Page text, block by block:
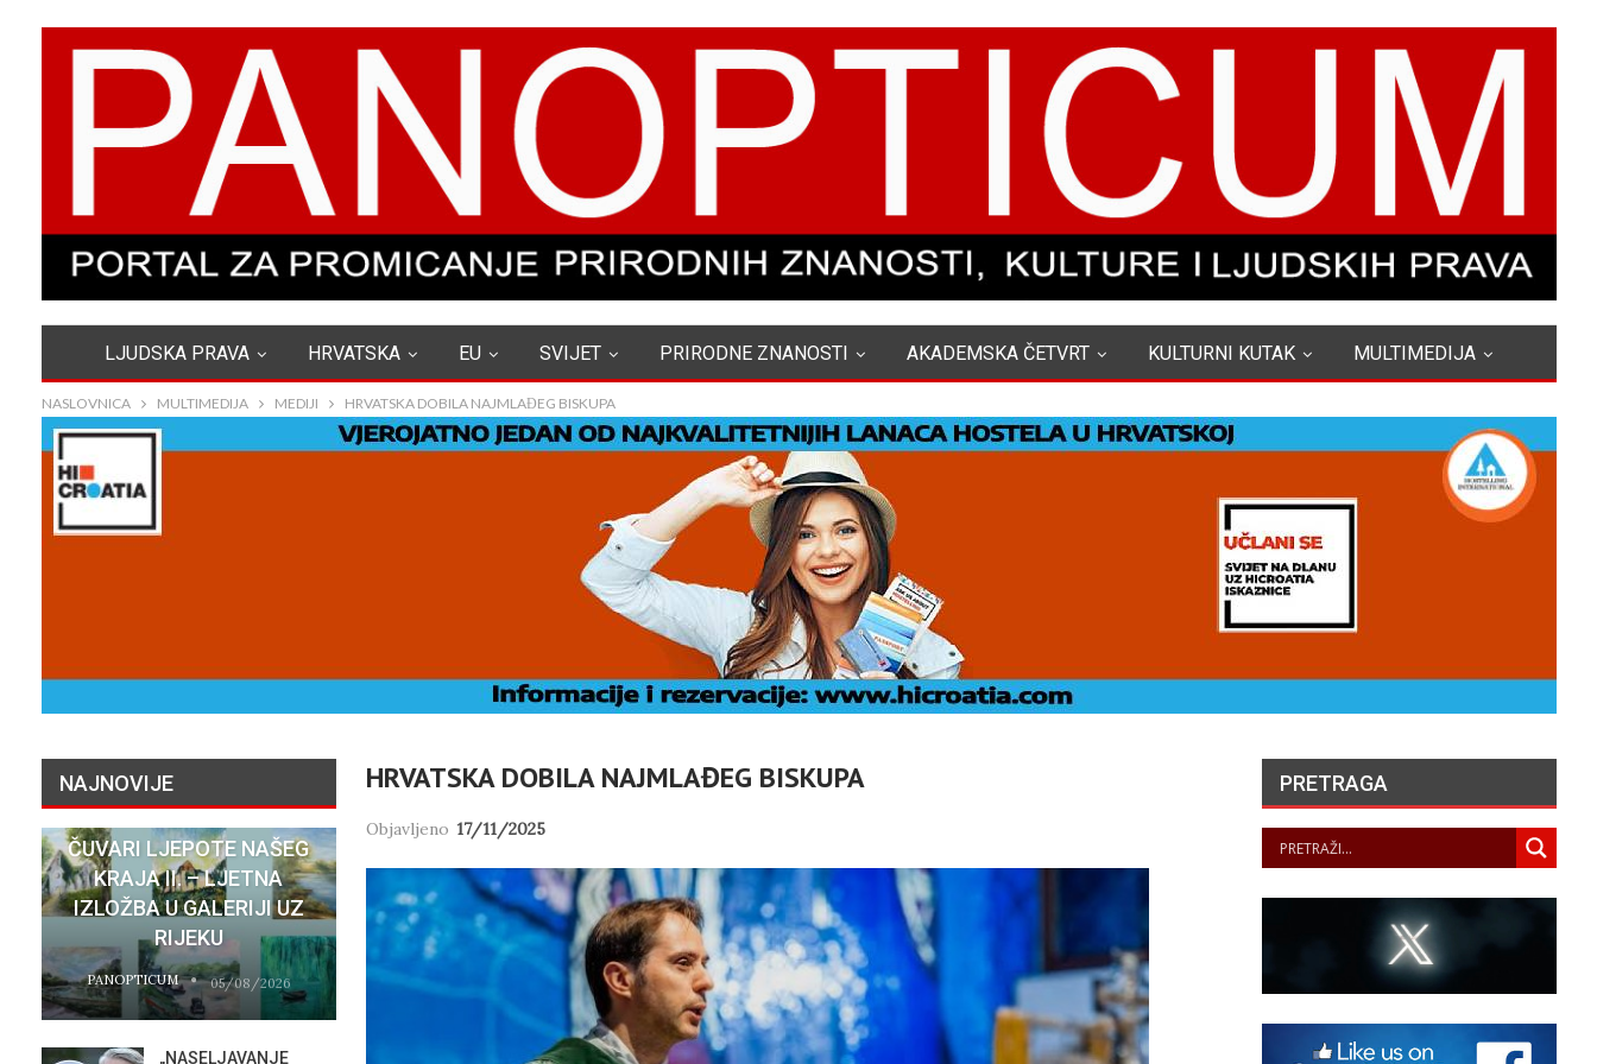
LJUDSKA PRAVA HRVATSKA EU SVIJET PRIRODNE ZNANOSTI AKADEMSKA ČETVRT KULTURNI KUTAK MULTIMEDIJA
NASLOVNICA MULTIMEDIJA MEDIJI HRVATSKA DOBILA NAJMLAĐEG BISKUPA
HRVATSKA DOBILA NAJMLAĐEG BISKUPA
Objavljeno 17/11/2025
NAJNOVIJE
ČUVARI LJEPOTE NAŠEG
KRAJA II. – LJETNA
IZLOŽBA U GALERIJI UZ
RIJEKU
PANOPTICUM 05/08/2026
„NASELJAVANJE
NATASHA SRDOC: TKO
SU STVARNI VLASNICI
HOTELA COSTABELLA U
RIJECI?
02/08/2026
MOBILNI TURIZAM
U OMIŠLJU OTVORENA
IZLOŽBA MARGERITE
RAKIĆ
PANOPTICUM 30/07/2026
HRVATSKA MEĐU
ČUVARI LJEPOTE NAŠEG
KRAJA II. – LJETNA
IZLOŽBA U GALERIJI UZ
RIJEKU
PANOPTICUM
„NASELJAVANJE
PRETRAGA